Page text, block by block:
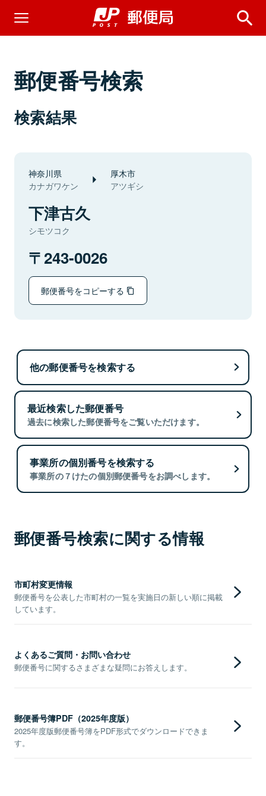
郵便番号検索
検索結果
神奈川県
カナガワケン
厚木市
アツギシ
下津古久
シモツコク
243-0026
郵便番号をコピーする
他の郵便番号を検索する
最近検索した郵便番号
過去に検索した郵便番号をご覧いただけます。
事業所の個別番号を検索する
事業所の７けたの個別郵便番号をお調べします。
郵便番号検索に関する情報
市町村変更情報
郵便番号を公表した市町村の一覧を実施日の新しい順に掲載
しています。
よくあるご質問・お問い合わせ
郵便番号に関するさまざまな疑問にお答えします。
郵便番号簿PDF（2025年度版）
2025年度版郵便番号簿をPDF形式でダウンロードできま
す。